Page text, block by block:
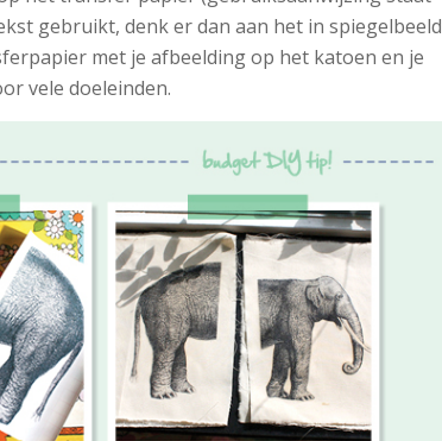
gebruikt, denk er dan aan het in spiegelbeeld
met je afbeelding op het katoen en je
vele doeleinden.